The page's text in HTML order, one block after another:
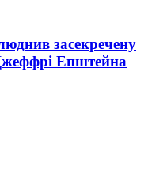
засекречену
Епштейна